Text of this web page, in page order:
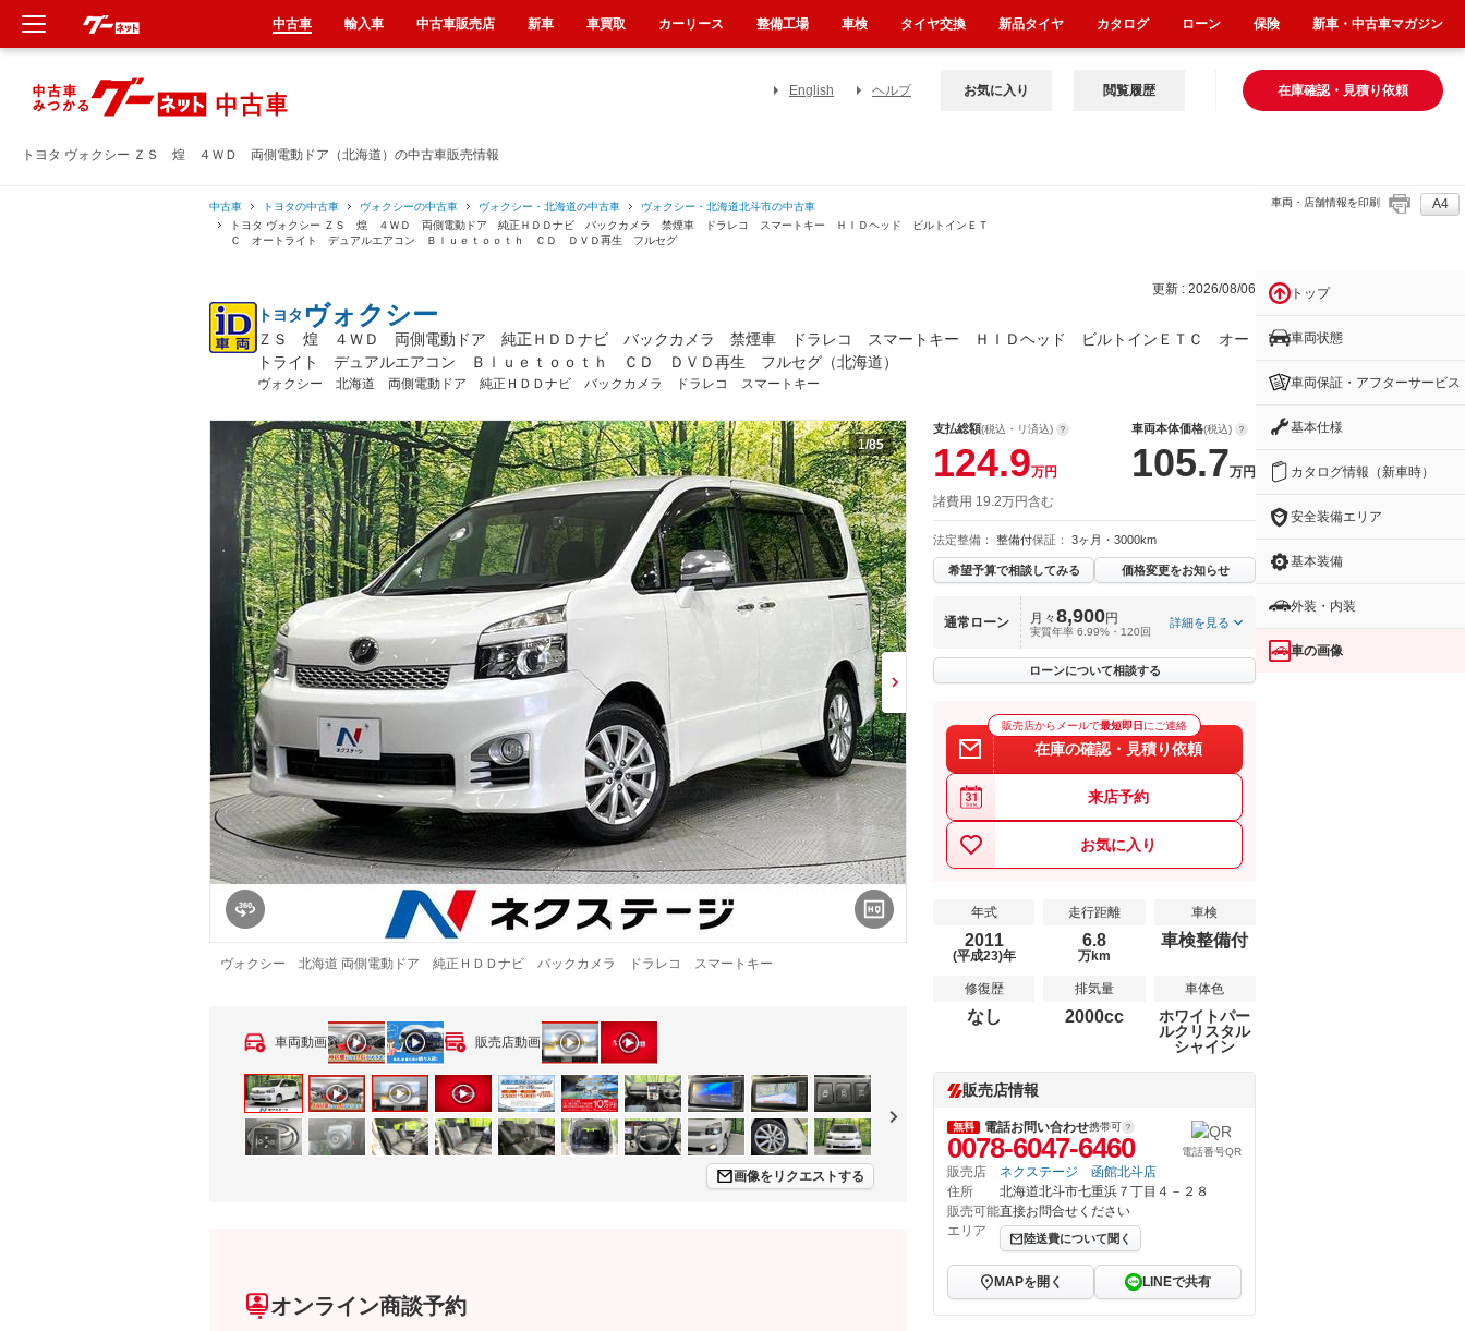
トヨタ ヴォクシー ＺＳ 煌 ４ＷＤ 両側電動ドア（北海道）の中古車販売情報
English ヘルプ 在庫確認・見積り依頼
お気に入り 閲覧履歴
中古車 トヨタの中古車 ヴォクシーの中古車 ヴォクシー・北海道の中古車
ヴォクシー・北海道北斗市の中古車
トヨタ ヴォクシー ＺＳ 煌 ４ＷＤ 両側電動ドア 純正ＨＤＤナビ バックカメラ 禁煙車 ドラレコ スマートキー ＨＩＤヘッド ビルトインＥＴ
Ｃ オートライト デュアルエアコン Ｂｌｕｅｔｏｏｔｈ ＣＤ ＤＶＤ再生 フルセグ
車両・店舗情報を印刷 A4
更新 : 2026/08/06
トヨタ ヴォクシー
ＺＳ 煌 ４ＷＤ 両側電動ドア 純正ＨＤＤナビ バックカメラ 禁煙車 ドラレコ スマートキー ＨＩＤヘッド ビルトインＥＴＣ オー
トライト デュアルエアコン Ｂｌｕｅｔｏｏｔｈ ＣＤ ＤＶＤ再生 フルセグ（北海道）
ヴォクシー 北海道 両側電動ドア 純正ＨＤＤナビ バックカメラ ドラレコ スマートキー
1/85
ヴォクシー 北海道 両側電動ドア 純正ＨＤＤナビ バックカメラ ドラレコ スマートキー
車両動画 販売店動画
画像をリクエストする
オンライン商談予約
支払総額(税込・リ済込)
124.9万円
車両本体価格(税込)
105.7万円
諸費用 19.2万円含む
法定整備： 整備付保証： 3ヶ月・3000km
希望予算で相談してみる 価格変更をお知らせ
通常ローン 月々8,900円
実質年率 6.99%・120回
詳細を見る
ローンについて相談する
販売店からメールで最短即日 にご連絡
在庫の確認・見積り依頼
来店予約
お気に入り
年式
2011
(平成23)年
走行距離
6.8
万km
車検
車検整備付
修復歴
なし
排気量
2000cc
車体色
ホワイトパー
ルクリスタル
シャイン
販売店情報
無料 電話お問い合わせ携帯可
0078-6047-6460 電話番号QR
販売店
ネクステージ 函館北斗店
住所
北海道北斗市七重浜７丁目４－２８
販売可能
エリア
直接お問合せください
陸送費について聞く
MAPを開く LINEで共有
トップ
車両状態
車両保証・アフターサービス
基本仕様
カタログ情報（新車時）
安全装備エリア
基本装備
外装・内装
車の画像
中古車 輸入車 中古車販売店 新車 車買取 カーリース 整備工場 車検 タイヤ交換 新品タイヤ カタログ ローン 保険 新車・中古車マガジン
新車
中古車